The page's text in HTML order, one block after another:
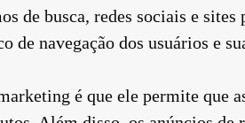
de busca, redes sociais e sites
de navegação dos usuários e
é que ele permite que